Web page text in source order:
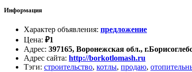
Информация
Характер объявления: предложение
Цена: ₽1
Адрес: 397165, Воронежская обл.,
Адрес сайта: http://borkotlomash.ru
Тэги: строительство, котлы, продаю,